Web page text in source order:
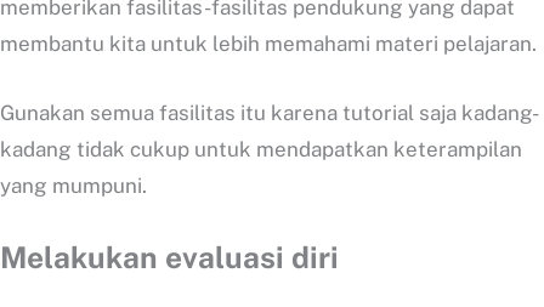
memberikan fasilitas-fasilitas pendukung yang dapat
membantu kita untuk lebih memahami materi pelajaran.
Gunakan semua fasilitas itu karena tutorial saja kadang-
kadang tidak cukup untuk mendapatkan keterampilan
yang mumpuni.
Melakukan evaluasi diri